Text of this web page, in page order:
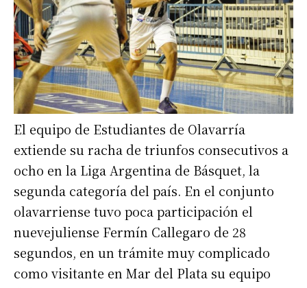
El equipo de Estudiantes de Olavarría
extiende su racha de triunfos consecutivos a
ocho en la Liga Argentina de Básquet, la
segunda categoría del país. En el conjunto
olavarriense tuvo poca participación el
nuevejuliense Fermín Callegaro de 28
segundos, en un trámite muy complicado
como visitante en Mar del Plata su equipo